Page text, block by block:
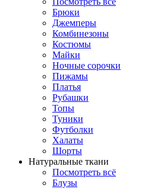
Брюки
Джемперы
Комбинезоны
Костюмы
Майки
Ночные сорочки
Пижамы
Платья
Рубашки
Топы
Туники
Футболки
Халаты
Шорты
Натуральные ткани
Посмотреть всё
Блузы